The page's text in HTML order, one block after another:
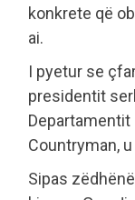
konkrete që
ai.
I pyetur se
presidentit
Countryman,
Sipas